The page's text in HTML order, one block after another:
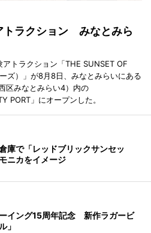
トラクション みなとみら
トラクション「THE SUNSET OF
ズ）」が8月8日、みなとみらいにある
区みなとみらい4）内の
PORT」にオープンした。
庫で「レッドブリックサンセッ
ニカをイメージ
イング15周年記念 新作ラガービ
」